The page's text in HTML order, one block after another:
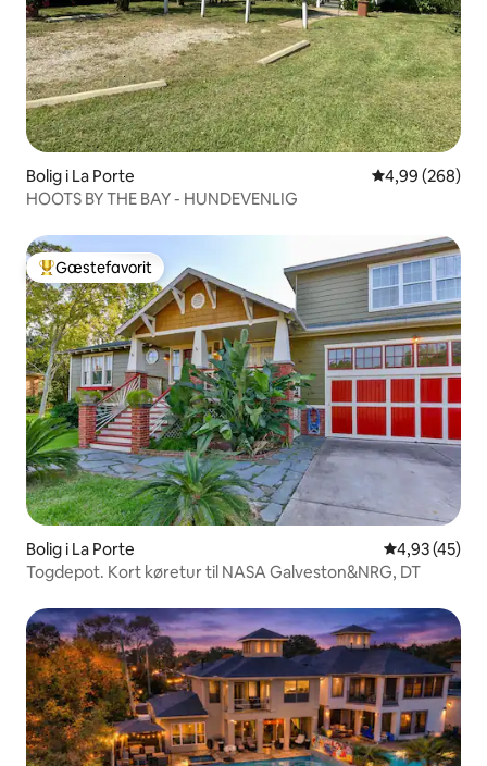
Bolig i La Porte 4,99 ud af 5 i
4,99 (268)
HOOTS BY THE BAY - HUNDEVENLIG
Bedste gæstefavorit
Gæstefavorit
Bolig i La Porte 4,93 ud af 5 i
4,93 (45)
Togdepot. Kort køretur til NASA Galveston&NRG, DT